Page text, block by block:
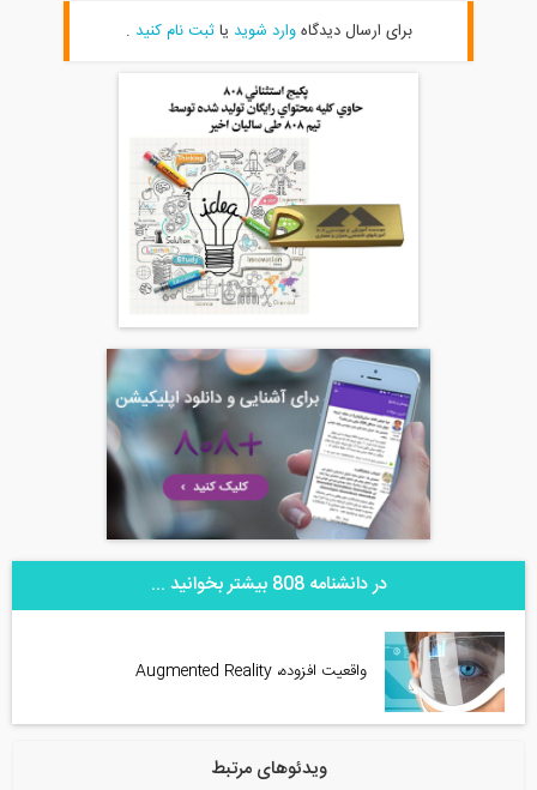
برای ارسال دیدگاهوارد شویدیاثبت نام کنید.
در دانشنامه 808 بیشتر بخوانید ...
واقعیت افزوده، Augmented Reality
ویدئوهای مرتبط